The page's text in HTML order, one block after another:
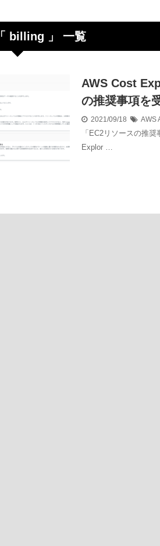
「 billing 」 一覧
AWS Cost
の推奨事項を
2021/09/18 AWS
「EC2リソースの推
Explor …